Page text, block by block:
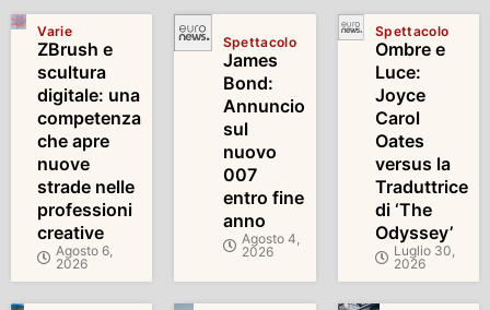
Varie
ZBrush e
scultura
digitale: una
competenza
che apre
nuove
strade nelle
professioni
creative
Agosto 6,
2026
Spettacolo
James
Bond:
Annuncio
sul
nuovo
007
entro fine
anno
Agosto 4,
2026
Spettacolo
Ombre e
Luce:
Joyce
Carol
Oates
versus la
Traduttrice
di ‘The
Odyssey’
Luglio 30,
2026